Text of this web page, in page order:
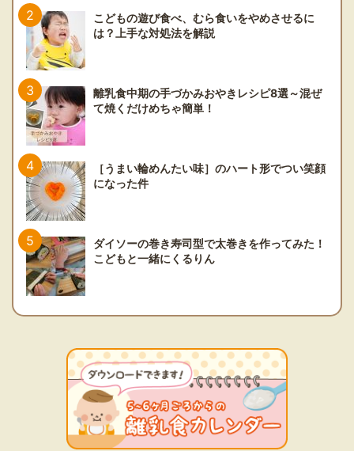
こどもの遊び食べ、むら食いをやめさせるに
は？上手な対処法を解説
離乳食中期の手づかみおやきレシピ8選～混ぜ
て焼くだけめちゃ簡単！
［うまい輪めんたい味］のハート形でつい笑顔
になった件
ダイソーの巻き寿司型で太巻きを作ってみた！
こどもと一緒にくるりん